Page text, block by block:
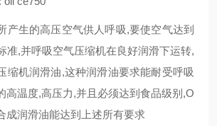
产生的高压空气供人呼吸,要使空气达到
准,并呼吸空气压缩机在良好润滑下运转,
缩机润滑油,这种润滑油要求能耐受呼吸
高温度,高压力,并且必须达到食品级别,O
成润滑油能达到上述所有要求